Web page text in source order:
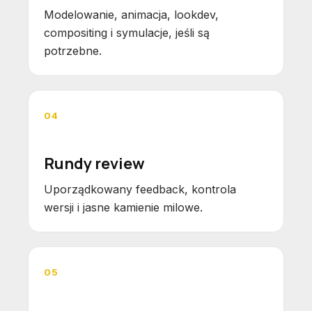
Modelowanie, animacja, lookdev,
compositing i symulacje, jeśli są
potrzebne.
04
Rundy review
Uporządkowany feedback, kontrola
wersji i jasne kamienie milowe.
05